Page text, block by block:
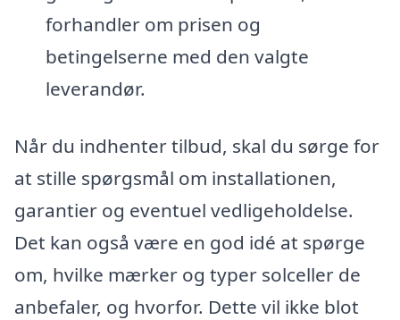
forhandler om prisen og
betingelserne med den valgte
leverandør.
Når du indhenter tilbud, skal du sørge for
at stille spørgsmål om installationen,
garantier og eventuel vedligeholdelse.
Det kan også være en god idé at spørge
om, hvilke mærker og typer solceller de
anbefaler, og hvorfor. Dette vil ikke blot